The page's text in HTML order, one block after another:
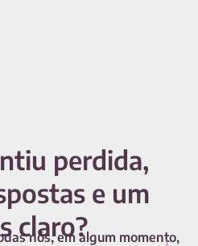
perdida,
e um
claro?
nós, em algum momento,